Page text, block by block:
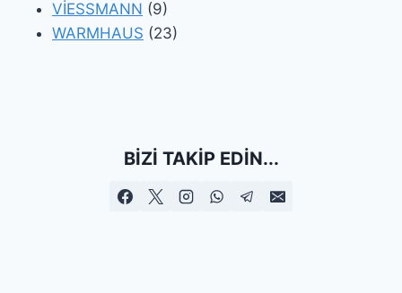
VİESSMANN (9)
WARMHAUS (23)
BIZI TAKIP EDIN...